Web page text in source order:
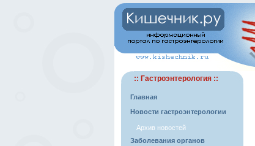
:: Гастроэнтерология ::
Главная
Новости гастроэнтерологии
Архив новостей
Заболевания органов